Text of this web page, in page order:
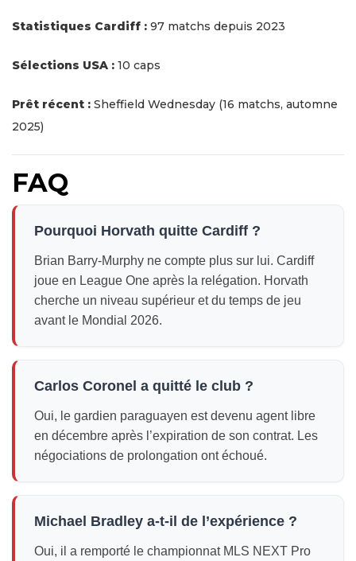
Statistiques Cardiff : 97 matchs depuis 2023
Sélections USA : 10 caps
Prêt récent : Sheffield Wednesday (16 matchs, automne
2025)
FAQ
Pourquoi Horvath quitte Cardiff ?
Brian Barry-Murphy ne compte plus sur lui. Cardiff
joue en League One après la relégation. Horvath
cherche un niveau supérieur et du temps de jeu
avant le Mondial 2026.
Carlos Coronel a quitté le club ?
Oui, le gardien paraguayen est devenu agent libre
en décembre après l’expiration de son contrat. Les
négociations de prolongation ont échoué.
Michael Bradley a-t-il de l’expérience ?
Oui, il a remporté le championnat MLS NEXT Pro